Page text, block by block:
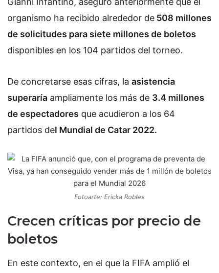
organismo ha recibido alrededor de 508 millones
de solicitudes para siete millones de boletos
disponibles en los 104 partidos del torneo.
De concretarse esas cifras, la asistencia
superaría ampliamente los más de 3.4 millones
de espectadores que acudieron a los 64
partidos del Mundial de Catar 2022.
Fotoarte: Ericka Robles
Crecen críticas por precio de
boletos
En este contexto, en el que la FIFA amplió el